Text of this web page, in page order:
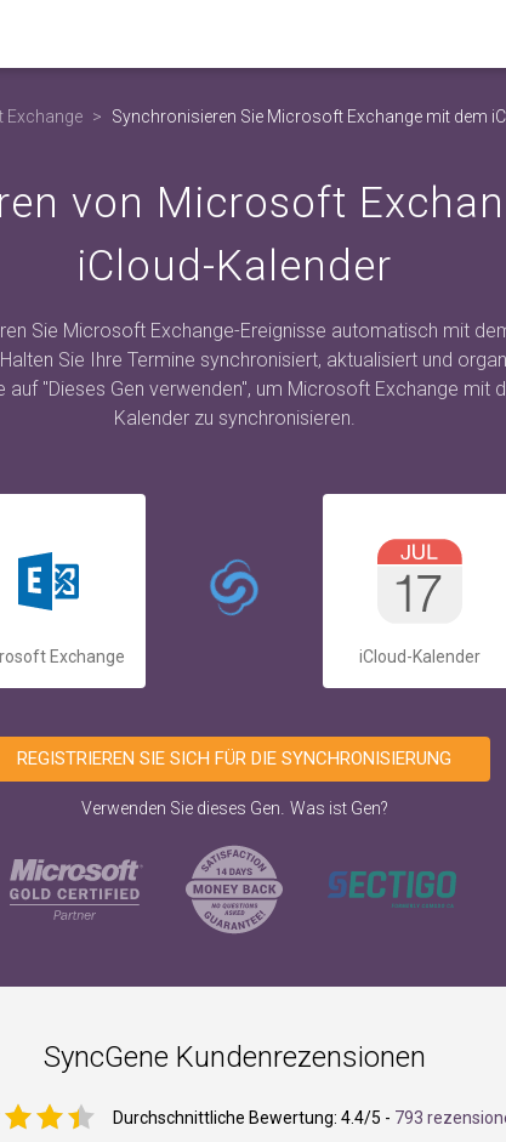
Exchange Synchronisieren Sie Microsoft Exchange mit dem
von Microsoft
iCloud-Kalender
Sie Microsoft Exchange-Ereignisse automatisch mit
Sie Ihre Termine synchronisiert, aktualisiert und
auf "Dieses Gen verwenden", um Microsoft Exchange mit
Kalender zu synchronisieren.
Exchange iCloud-Kalender
REGISTRIEREN SIE SICH FÜR DIE SYNCHRONISIERUNG
Verwenden Sie dieses Gen. Was ist Gen?
SyncGene Kundenrezensionen
Durchschnittliche Bewertung: 4.4/5 - 793